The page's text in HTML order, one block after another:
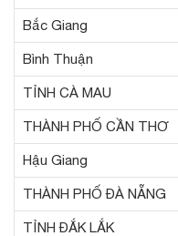
Bắc Giang
Bình Thuận
TỈNH CÀ MAU
THÀNH PHỐ CẦN THƠ
Hậu Giang
THÀNH PHỐ ĐÀ NẴNG
TỈNH ĐẮK LẮK